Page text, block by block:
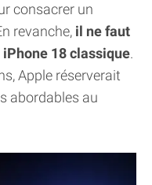
consacrer un
revanche, il ne faut
18 classique.
Apple réserverait
abordables au